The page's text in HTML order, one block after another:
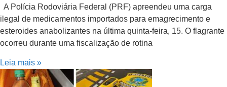
A Polícia Rodoviária Federal (PRF) apreendeu uma carga
ilegal de medicamentos importados para emagrecimento e
esteroides anabolizantes na última quinta-feira, 15. O flagrante
ocorreu durante uma fiscalização de rotina
Leia mais »